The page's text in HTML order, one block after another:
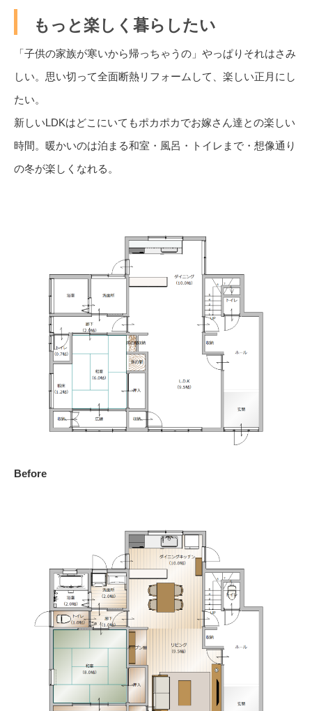
もっと楽しく暮らしたい
「子供の家族が寒いから帰っちゃうの」やっぱりそれはさみ
しい。思い切って全面断熱リフォームして、楽しい正月にし
たい。
新しいLDKはどこにいてもポカポカでお嫁さん達との楽しい
時間。暖かいのは泊まる和室・風呂・トイレまで・想像通り
の冬が楽しくなれる。
Before